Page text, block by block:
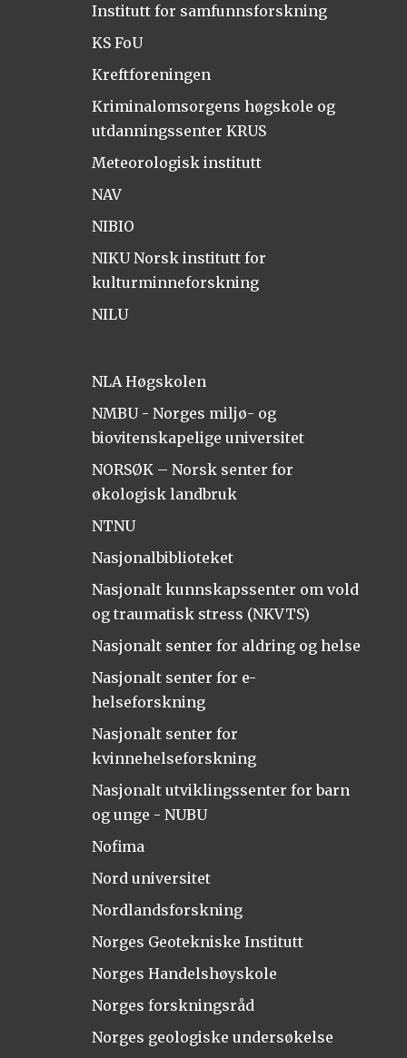
Institutt for samfunnsforskning
KS FoU
Kreftforeningen
Kriminalomsorgens høgskole og
utdanningssenter KRUS
Meteorologisk institutt
NAV
NIBIO
NIKU Norsk institutt for
kulturminneforskning
NILU
NLA Høgskolen
NMBU - Norges miljø- og
biovitenskapelige universitet
NORSØK – Norsk senter for
økologisk landbruk
NTNU
Nasjonalbiblioteket
Nasjonalt kunnskapssenter om vold
og traumatisk stress (NKVTS)
Nasjonalt senter for aldring og helse
Nasjonalt senter for e-
helseforskning
Nasjonalt senter for
kvinnehelseforskning
Nasjonalt utviklingssenter for barn
og unge - NUBU
Nofima
Nord universitet
Nordlandsforskning
Norges Geotekniske Institutt
Norges Handelshøyskole
Norges forskningsråd
Norges geologiske undersøkelse